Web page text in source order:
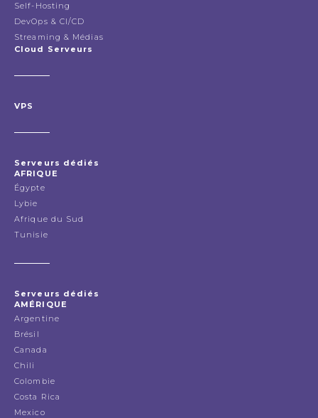
Self-Hosting
DevOps & CI/CD
Streaming & Médias
Cloud Serveurs
VPS
Serveurs dédiés
AFRIQUE
Égypte
Lybie
Afrique du Sud
Tunisie
Serveurs dédiés
AMÉRIQUE
Argentine
Brésil
Canada
Chili
Colombie
Costa Rica
Mexico